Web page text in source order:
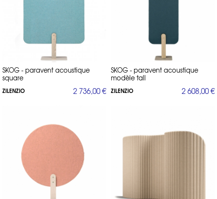
SKOG - paravent acoustique
square
ZILENZIO 2 736,00 €
SKOG - paravent acoustique
modèle tall
ZILENZIO 2 608,00 €